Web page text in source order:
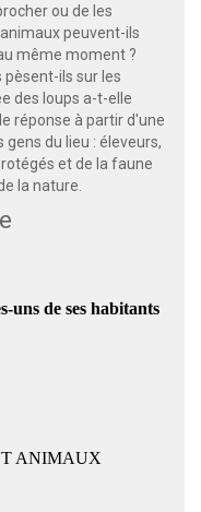
ou de les
peuvent-ils
même moment ?
pèsent-ils sur les
des loups a-t-elle
réponse à partir d'une
du lieu : éleveurs,
et de la faune
la nature.
uns de ses habitants
ANIMAUX